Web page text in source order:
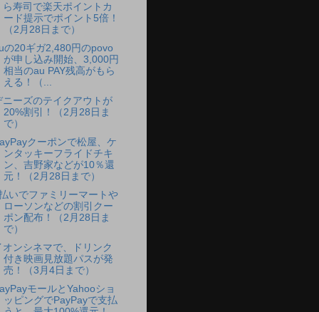
ら寿司で楽天ポイントカ
ード提示でポイント5倍！
（2月28日まで）
の20ギガ2,480円のpovo
が申し込み開始、3,000円
相当のau PAY残高がもら
える！（...
ニーズのテイクアウトが
20%割引！（2月28日ま
で）
クーポンで松屋、ケ
ンタッキーフライドチキ
ン、吉野家などが10％還
元！（2月28日まで）
いでファミリーマートや
ローソンなどの割引クー
ポン配布！（2月28日ま
で）
オンシネマで、ドリンク
付き映画見放題パスが発
売！（3月4日まで）
モールとYahooショ
ッピングでPayPayで支払